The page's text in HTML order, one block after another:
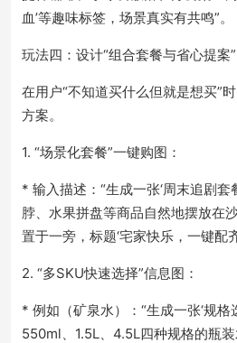
血’等趣味标签，场景真实有共鸣”。
玩法四：设计“组合套餐与省心提案
在用户“不知道买什么但就是想买”
方案。
1. “场景化套餐”一键购图：
* 输入描述：“生成一张‘周末追剧套
脖、水果拼盘等商品自然地摆放在
置于一旁，标题‘宅家快乐，一键配齐
2. “多SKU快速选择”信息图：
* 例如（矿泉水）：“生成一张‘规格
550ml、1.5L、4.5L四种规格的瓶